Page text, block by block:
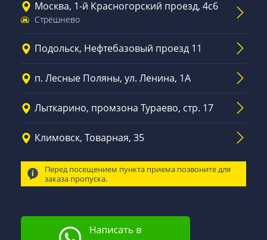
Москва, 1-й Красногорский проезд, 4с6
Стрешнево
Подольск, Нефтебазовый проезд 11
п. Лесные Поляны, ул. Ленина, 1А
Лыткарино, промзона Тураево, стр. 17
Климовск, Товарная, 35
Перед посещением пункта приема позвоните для
заказа пропуска.